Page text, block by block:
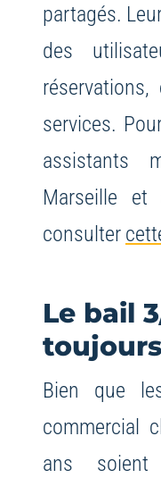
partagés.
des
services.
assistants
Marseille et
consulter
Le bail
Bien que
commercial
ans